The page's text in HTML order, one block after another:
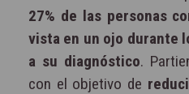
27% de las personas
vista en un ojo durante
a su diagnóstico.
con el objetivo de